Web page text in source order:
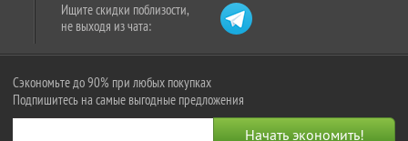
Ищите скидки поблизости,
не выходя из чата:
Сэкономьте до 90% при любых покупках
Подпишитесь на самые выгодные предложения